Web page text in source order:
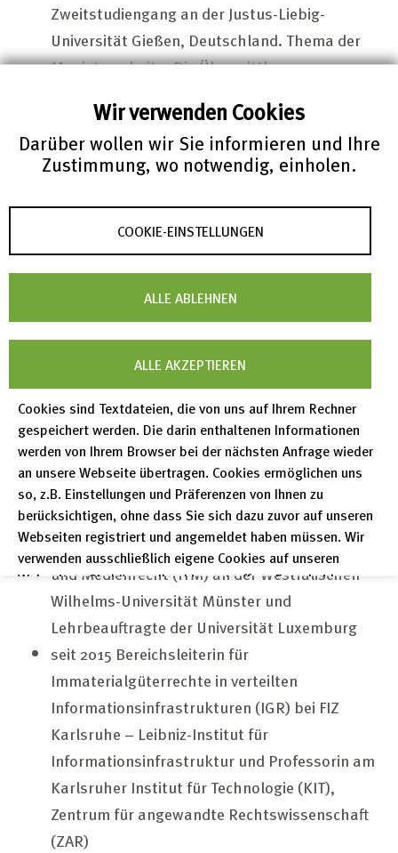
Wir verwenden Cookies
Darüber wollen wir Sie informieren und Ihre
Zustimmung, wo notwendig, einholen.
COOKIE-EINSTELLUNGEN
ALLE ABLEHNEN
ALLE AKZEPTIEREN
Cookies sind Textdateien, die von uns auf Ihrem Rechner
gespeichert werden. Die darin enthaltenen Informationen
werden von Ihrem Browser bei der nächsten Anfrage wieder
an unsere Webseite übertragen. Cookies ermöglichen uns
so, z.B. Einstellungen und Präferenzen von Ihnen zu
berücksichtigen, ohne dass Sie sich dazu zuvor auf unseren
Webseiten registriert und angemeldet haben müssen. Wir
verwenden ausschließlich eigene Cookies auf unseren
Webseiten. Sie können Ihre hier getroffene Entscheidung
unter "Einstellungen" jederzeit ändern und somit auch eine
erteilte Einwilligung für die Zukunft widerrufen.
Datenschutzerklärung
Impressum
Zweitstudiengang an der Justus-Liebig-
Universität Gießen, Deutschland. Thema der
Magisterarbeit: „Die Übermittlung von
USA und deren Vereinbarkeit mit europäischen
Datenschutzgrundsätzen“
April 2011Promotion: PhD/Docteur en droitder
Doktorarbeit: "Information sharing and data
protection in the Area of Freedom, Security and
Justice – Towards harmonised data protection
principles for EU-internal information
2011 – 2012 Post-doc an der Universität
Luxemburg amInterdisciplinary Centre for
Security, Reliabilty and Trust(SnT) und
wissenschaftliche Mitarbeiterin der
luxemburgischen Datenschutzbehörde (50
%/50 %)
2012 – 2015 Juniorprofessorin für IT-Recht am
Institut für Informations- Telekommunikations-
und Medienrecht (ITM) an der Westfälischen
Wilhelms-Universität Münster und
Lehrbeauftragte der Universität Luxemburg
seit 2015 Bereichsleiterin für
Immaterialgüterrechte in verteilten
Informationsinfrastrukturen (IGR) bei FIZ
Karlsruhe – Leibniz-Institut für
Informationsinfrastruktur und Professorin am
Karlsruher Institut für Technologie (KIT),
Zentrum für angewandte Rechtswissenschaft
(ZAR)